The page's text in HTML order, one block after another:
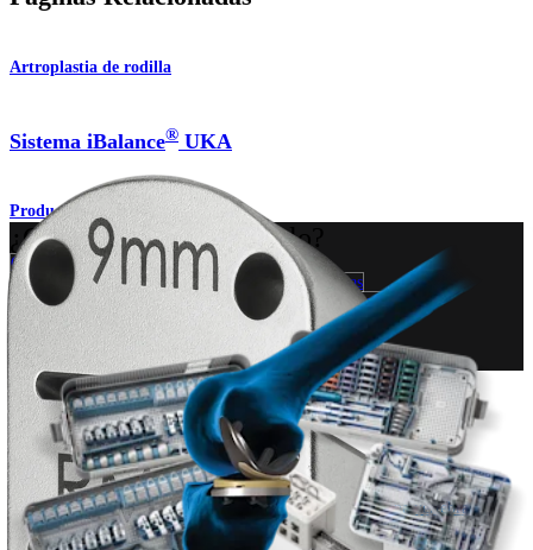
Artroplastia de rodilla
Sistema iBalance® UKA
Producto
¿Cómo podemos ayudarlo?
Contacte a un representante
Ver eventos, laboratorios y oportunidades educativas
Regístrese para recibir: ¿Qué hay de nuevo en Arthrex?
Conéctese con nosotros
Procedimiento
HombroRodillaCodoMano y muñecaPie y
tobilloCaderaOrtobiológicosCirugía cardiotorácica Columna vertebral